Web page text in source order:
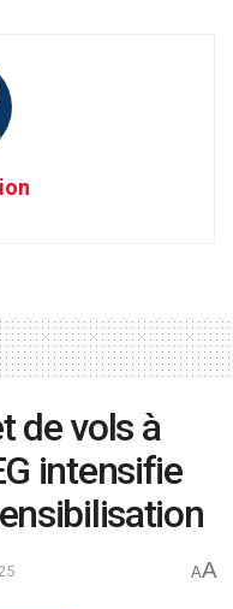
de vols à
intensifie
AA